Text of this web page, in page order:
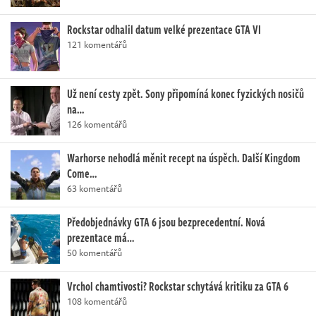
Rockstar odhalil datum velké prezentace GTA VI
121 komentářů
Už není cesty zpět. Sony připomíná konec fyzických nosičů
na…
126 komentářů
Warhorse nehodlá měnit recept na úspěch. Další Kingdom
Come…
63 komentářů
Předobjednávky GTA 6 jsou bezprecedentní. Nová
prezentace má…
50 komentářů
Vrchol chamtivosti? Rockstar schytává kritiku za GTA 6
108 komentářů